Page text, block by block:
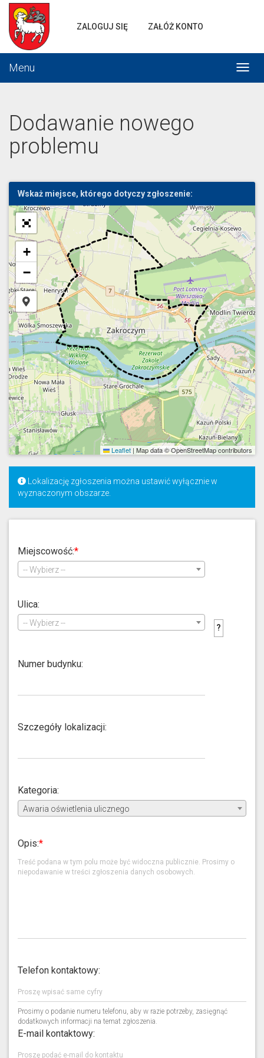
Portal
gminnej
komunikacji
ZALOGUJ SIĘ ZAŁÓŻ KONTO
Menu
Dodawanie nowego
problemu
Wskaż miejsce, którego dotyczy zgłoszenie:
+
−
Leaflet | Map data © OpenStreetMap contributors
Lokalizację zgłoszenia można ustawić wyłącznie w
wyznaczonym obszarze.
Miejscowość:
-- Wybierz --
Ulica:
-- Wybierz -- ?
wpisywać
Numer budynku:
Szczegóły lokalizacji:
Kategoria:
Awaria oświetlenia ulicznego
Opis:
Telefon kontaktowy:
Prosimy o podanie numeru telefonu, aby w razie potrzeby, zasięgnąć
dodatkowych informacji na temat zgłoszenia.
E-mail kontaktowy: